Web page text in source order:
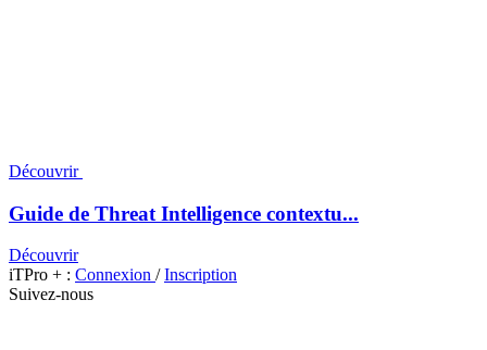
Découvrir
Guide de Threat Intelligence contextu...
Découvrir
iTPro + : Connexion /Inscription
Suivez-nous